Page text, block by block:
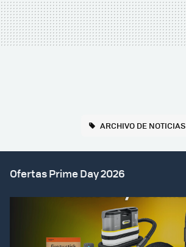
ARCHIVO DE NOTICIAS
Ofertas Prime Day 2026